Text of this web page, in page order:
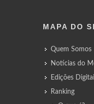
MAPA DO
Quem Somos
Notícias do
Edições
Ranking